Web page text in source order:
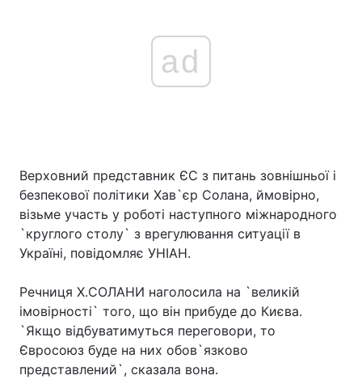
ad
Верховний представник ЄС з питань зовнішньої і
безпекової політики Хав`єр Солана, ймовірно,
візьме участь у роботі наступного міжнародного
`круглого столу` з врегулювання ситуації в
Україні, повідомляє УНІАН.
Речниця Х.СОЛАНИ наголосила на `великій
імовірності` того, що він прибуде до Києва.
`Якщо відбуватимуться переговори, то
Євросоюз буде на них обов`язково
представлений`, сказала вона.